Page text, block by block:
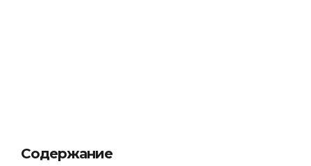
Содержание